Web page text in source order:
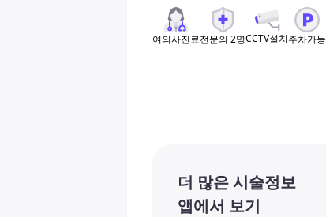
여의사진료전문의 2명CCTV설치주차가능
더 많은 시술정보
앱에서 보기